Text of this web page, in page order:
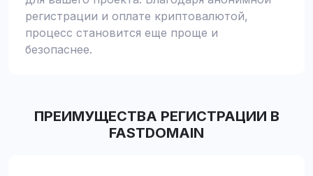
регистрации и оплате криптовалютой,
процесс становится еще проще и
безопаснее.
ПРЕИМУЩЕСТВА РЕГИСТРАЦИИ В
FASTDOMAIN